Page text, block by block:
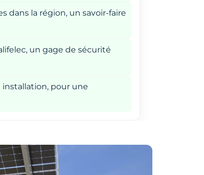
dans la région, un savoir-faire
un gage de sécurité
installation, pour une